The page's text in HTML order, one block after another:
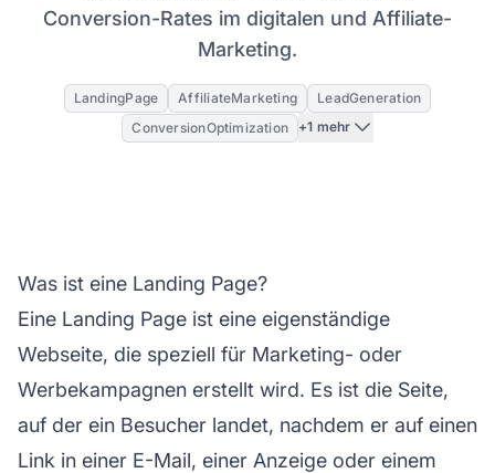
Conversion-Rates im digitalen und Affiliate-
Marketing.
LandingPage AffiliateMarketing
LeadGeneration
ConversionOptimization
+1 mehr
Was ist eine Landing Page?
Eine Landing Page ist eine eigenständige
Webseite, die speziell für Marketing- oder
Werbekampagnen erstellt wird. Es ist die Seite,
auf der ein Besucher landet, nachdem er auf einen
Link in einer E-Mail, einer Anzeige oder einem